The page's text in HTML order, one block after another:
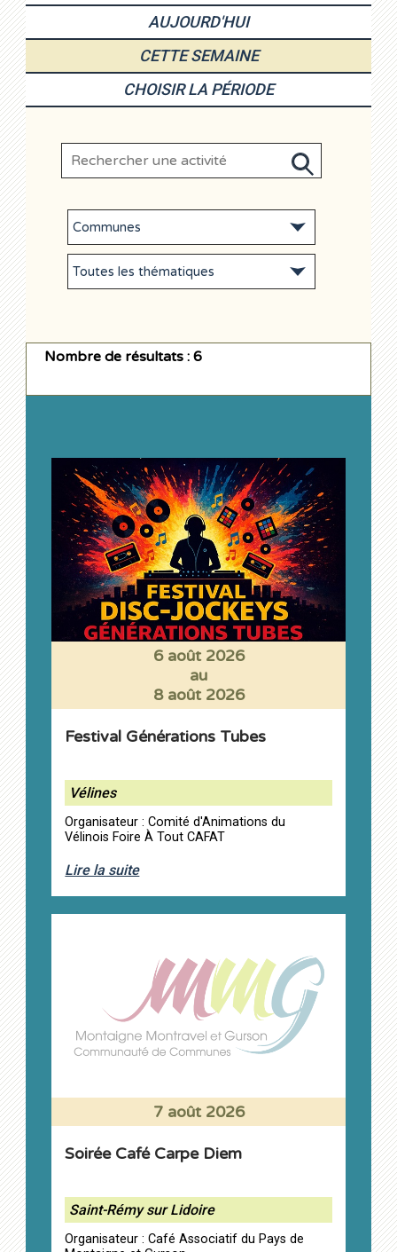
AUJOURD'HUI
CETTE SEMAINE
CHOISIR LA PÉRIODE
Nombre de résultats : 6
6 août 2026
au
8 août 2026
Festival Générations Tubes
Vélines
Organisateur : Comité d'Animations du
Vélinois Foire À Tout CAFAT
Lire la suite
7 août 2026
Soirée Café Carpe Diem
Saint-Rémy sur Lidoire
Organisateur : Café Associatif du Pays de